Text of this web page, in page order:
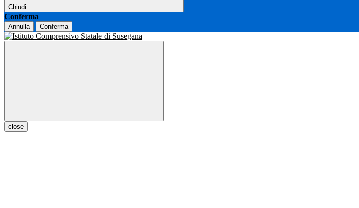
Chiudi
Conferma
Annulla Conferma
close